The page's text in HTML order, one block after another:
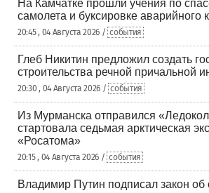
На Камчатке прошли учения по
самолета и буксировке аварийного
20:45 , 04 Августа 2026 / события
Глеб Никитин предложил создать
строительства речной причальной
20:30 , 04 Августа 2026 / события
Из Мурманска отправился
стартовала седьмая арктическая
«Росатома»
20:15 , 04 Августа 2026 / события
Владимир Путин подписал закон об